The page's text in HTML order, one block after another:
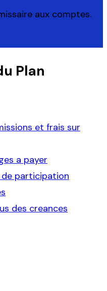
aux comptes.
Plan
et frais sur
a payer
participation
des creances